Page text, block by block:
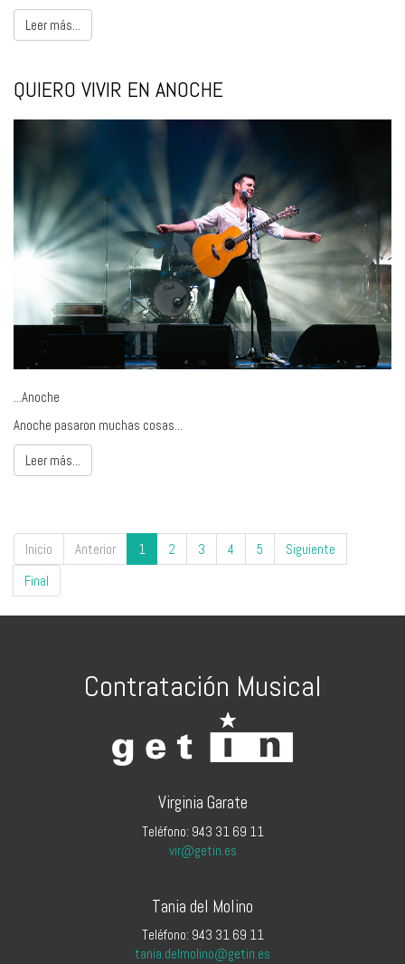
Leer más...
QUIERO VIVIR EN ANOCHE
...Anoche
Anoche pasaron muchas cosas...
Leer más...
Inicio Anterior 1 2 3 4 5
Siguiente
Final
Contratación Musical
Virginia Garate
Teléfono: 943 31 69 11
vir@getin.es
Tania del Molino
Teléfono: 943 31 69 11
tania.delmolino@getin.es